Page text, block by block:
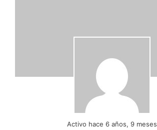
Activo hace 6 años, 9 meses